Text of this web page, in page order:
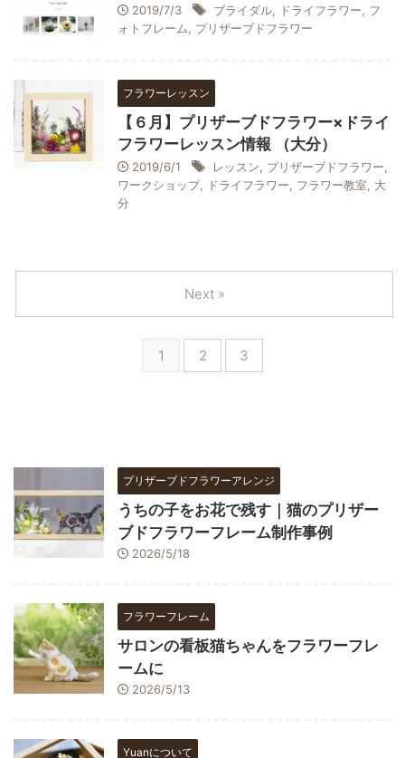
2019/7/3 ブライダル, ドライフラワー, フ
ォトフレーム, プリザーブドフラワー
フラワーレッスン
【６月】プリザーブドフラワー×ドライ
フラワーレッスン情報 （大分）
2019/6/1 レッスン, プリザーブドフラワー,
ワークショップ, ドライフラワー, フラワー教室, 大
分
1 2 3
Next »
プリザーブドフラワーアレンジ
うちの子をお花で残す｜猫のプリザー
ブドフラワーフレーム制作事例
2026/5/18
フラワーフレーム
サロンの看板猫ちゃんをフラワーフレ
ームに
2026/5/13
Yuanについて